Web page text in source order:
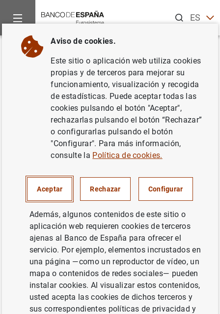
ESEN
Inicio Noticias y eventos
Volver
Estadísticas de fondos de
inversión de la zona del euro:
segundo trimestre de 2023
INFORMACIÓN ESTADÍSTICA Y BASES DE DATOS
Estadísticas de fondos de inversión de la
zona del euro: segundo trimestre de 2023
(260 KB)
Siguiente
Estado financiero consolida...
Aviso de cookies.
Este sitio o aplicación web utiliza cookies
propias y de terceros para mejorar su
funcionamiento, visualización y recogida
de estadísticas. Puede aceptar todas las
cookies pulsando el botón "Aceptar",
rechazarlas pulsando el botón “Rechazar”
o configurarlas pulsando el botón
"Configurar". Para más información,
consulte la Política de cookies.
Aceptar Rechazar Configurar
Además, algunos contenidos de este sitio o
aplicación web requieren cookies de terceros
ajenas al Banco de España para ofrecer el
servicio. Por ejemplo, elementos incrustados en
una página —como un reproductor de vídeo, un
mapa o contenidos de redes sociales— pueden
instalar cookies. Al visualizar estos contenidos,
usted acepta las cookies de dichos terceros y
sus correspondientes políticas de privacidad y